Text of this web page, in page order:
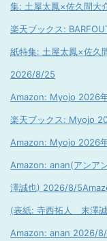
集: 土屋太鳳×佐久間
楽天ブックス:
紙特集: 土屋太鳳×佐久
2026/8/25
Amazon: Myojo 2026
楽天ブックス: Myojo
Amazon: Myojo 2026
Amazon: anan(アン
澤誠也) 2026/8/5
(表紙: 寺西拓人 末澤
Amazon: anan 2026/